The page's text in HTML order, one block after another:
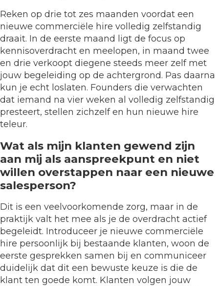
Reken op drie tot zes maanden voordat een
nieuwe commerciële hire volledig zelfstandig
draait. In de eerste maand ligt de focus op
kennisoverdracht en meelopen, in maand twee
en drie verkoopt diegene steeds meer zelf met
jouw begeleiding op de achtergrond. Pas daarna
kun je echt loslaten. Founders die verwachten
dat iemand na vier weken al volledig zelfstandig
presteert, stellen zichzelf en hun nieuwe hire
teleur.
Wat als mijn klanten gewend zijn
aan mij als aanspreekpunt en niet
willen overstappen naar een nieuwe
salesperson?
Dit is een veelvoorkomende zorg, maar in de
praktijk valt het mee als je de overdracht actief
begeleidt. Introduceer je nieuwe commerciële
hire persoonlijk bij bestaande klanten, woon de
eerste gesprekken samen bij en communiceer
duidelijk dat dit een bewuste keuze is die de
klant ten goede komt. Klanten volgen jouw